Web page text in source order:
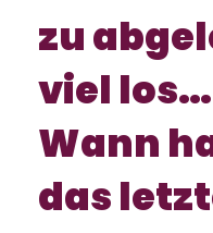
zu
viel los…
Wann
das